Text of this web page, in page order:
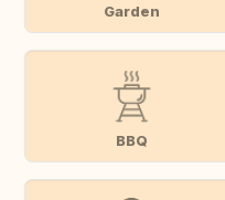
Garden
BBQ